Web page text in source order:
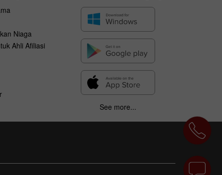
Niaga
Ahli Afiliasi
See more...